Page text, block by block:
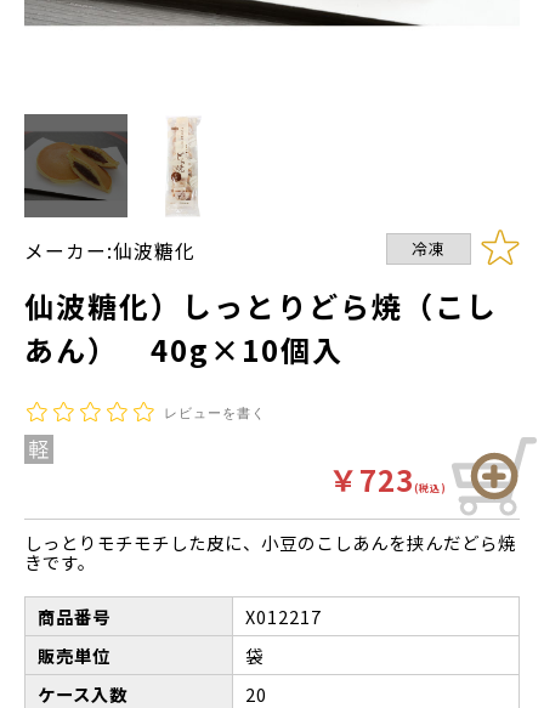
メーカー:仙波糖化 冷凍
仙波糖化）しっとりどら焼（こし
あん） 40g×10個入
レビューを書く
￥723(税込)
しっとりモチモチした皮に、小豆のこしあんを挟んだどら焼
きです。
商品番号
X012217
販売単位
袋
ケース入数
20